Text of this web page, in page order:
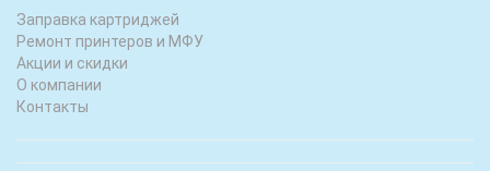
Заправка картриджей
Ремонт принтеров и МФУ
Акции и скидки
О компании
Контакты